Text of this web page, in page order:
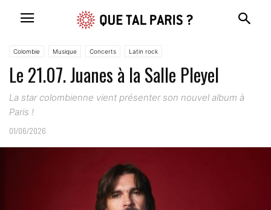
Colombie Musique Concerts Latin rock
Le 21.07. Juanes à la Salle Pleyel
La star colombienne vient présenter son nouvel album à
Paris !
01/06/2026